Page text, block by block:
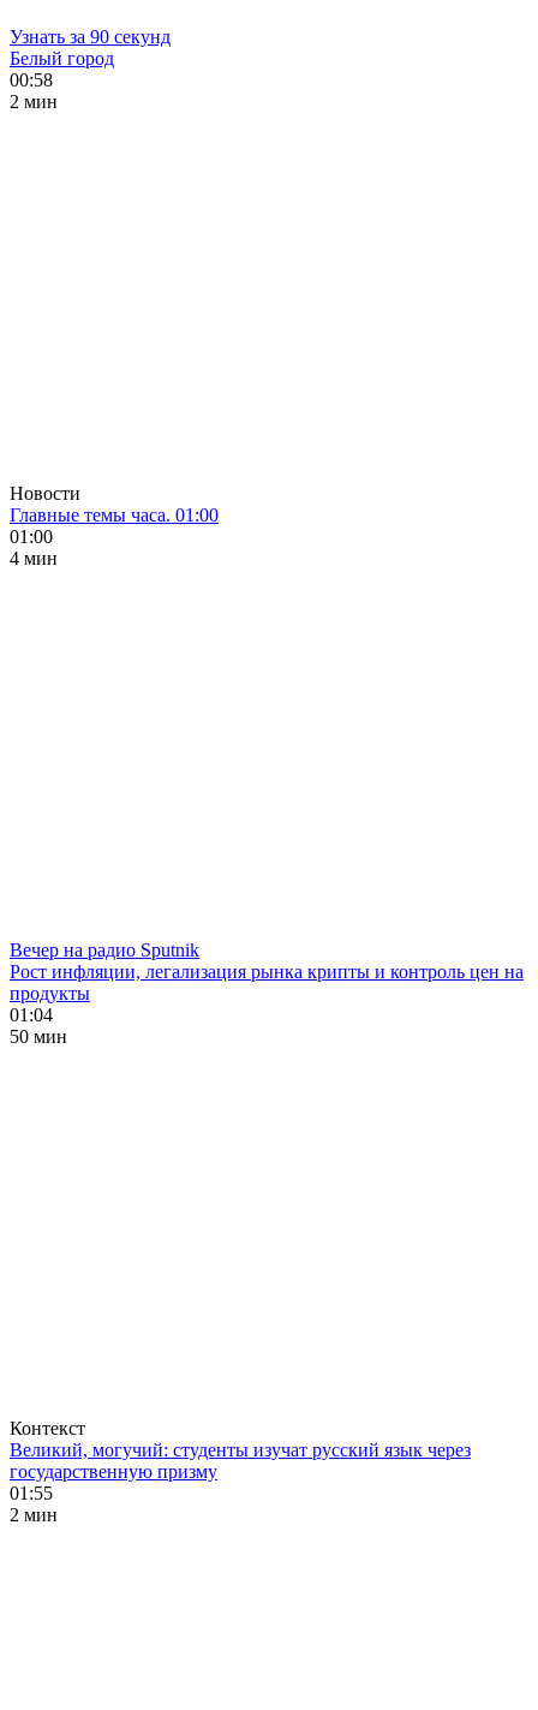
Узнать за 90 секунд
Белый город
00:58
2 мин
Новости
Главные темы часа. 01:00
01:00
4 мин
Вечер на радио Sputnik
Рост инфляции, легализация рынка крипты и контроль цен на
продукты
01:04
50 мин
Контекст
Великий, могучий: студенты изучат русский язык через
государственную призму
01:55
2 мин